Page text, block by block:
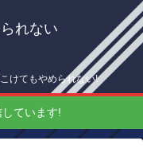
れない
けてもやめられない!
ています!